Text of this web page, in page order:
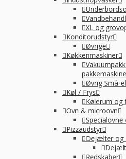
XL og
Konditorudstyr
Øvrige
Køkkenmaskiner
Øvrig Små-el
Køl / Frys
Kølerum og
Ovn & microovn
Pizzaudstyr
Dejælter og
Redskaber